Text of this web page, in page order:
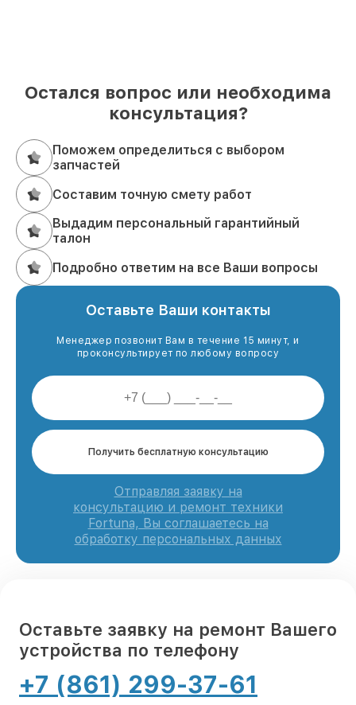
Остался вопрос или необходима
консультация?
Поможем определиться с выбором
запчастей
Составим точную смету работ
Выдадим персональный гарантийный
талон
Подробно ответим на все Ваши вопросы
Оставьте Ваши контакты
Менеджер позвонит Вам в течение 15 минут, и
проконсультирует по любому вопросу
Получить бесплатную консультацию
Отправляя заявку на
консультацию и ремонт техники
Fortuna, Вы соглашаетесь на
обработку персональных данных
Оставьте заявку на ремонт Вашего
устройства по телефону
+7 (861) 299-37-61